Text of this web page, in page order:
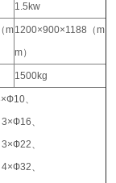
1.5kw
（m1200×900×1188 （m
m）
1500kg
、
3×Ф16、
3×Ф22、
4×Ф32、